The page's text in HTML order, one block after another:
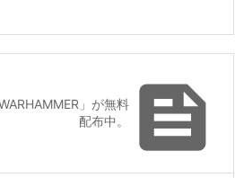

」が無料
配布中。